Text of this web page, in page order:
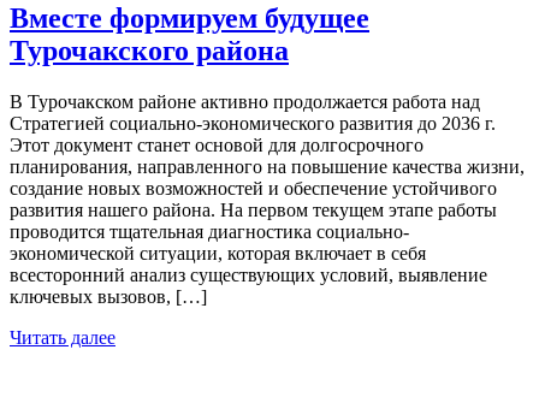
Вместе формируем будущее
Турочакского района
В Турочакском районе активно продолжается работа над
Стратегией социально-экономического развития до 2036 г.
Этот документ станет основой для долгосрочного
планирования, направленного на повышение качества жизни,
создание новых возможностей и обеспечение устойчивого
развития нашего района. На первом текущем этапе работы
проводится тщательная диагностика социально-
экономической ситуации, которая включает в себя
всесторонний анализ существующих условий, выявление
ключевых вызовов, […]
Читать далее